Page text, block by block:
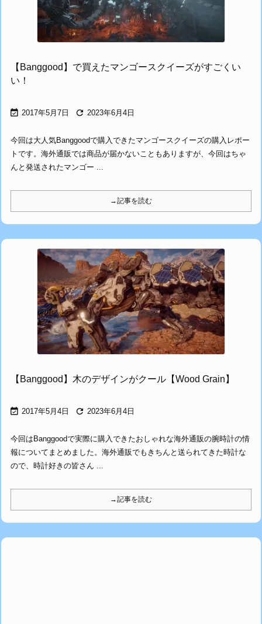
【Banggood】で買えたマンゴースクイーズがすごくい
い！
 2017年5月7日  2023年6月4日
今回は大人気Banggoodで購入できたマンゴースクイーズの購入レポー
トです。海外通販では商品が届かないこともありますが、今回はちゃ
んと発送されたマンゴー ...
→記事を読む
【Banggood】木のデザインがクール【Wood Grain】
 2017年5月4日  2023年6月4日
今回はBanggoodで実際に購入できたおしゃれな海外通販の腕時計の情
報についてまとめました。海外通販でもきちんと送られてきた時計な
ので、時計好きの皆さん ...
→記事を読む